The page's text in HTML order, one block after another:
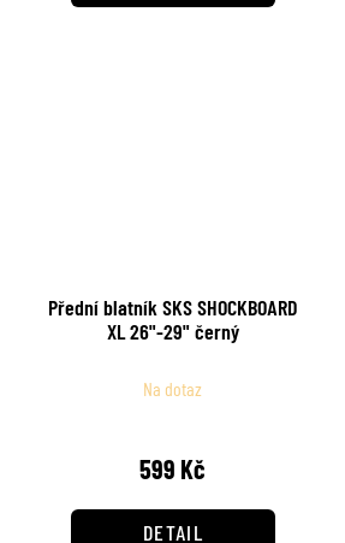
Přední blatník SKS SHOCKBOARD
XL 26"-29" černý
Na dotaz
599 Kč
DETAIL